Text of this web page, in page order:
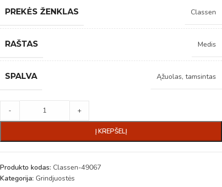
PREKĖS ŽENKLAS Classen
RAŠTAS Medis
SPALVA Ąžuolas, tamsintas
- +
Į KREPŠELĮ
Produkto kodas: Classen-49067
Kategorija: Grindjuostės